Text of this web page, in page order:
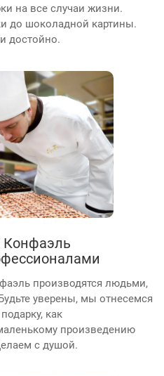
на все случаи жизни.
до шоколадной картины.
достойно.
Конфаэль
производятся людьми,
уверены, мы отнесемся
как
произведению
с душой.